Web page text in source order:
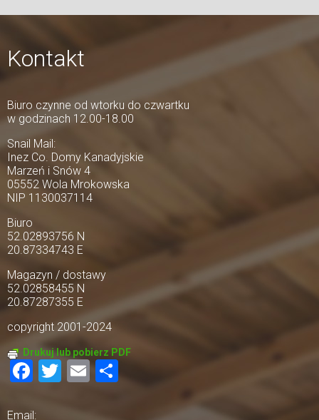
Kontakt
Biuro czynne od wtorku do czwartku
w godzinach 12.00-18.00
Snail Mail:
Inez Co. Domy Kanadyjskie
Marzeń i Snów 4
05552 Wola Mrokowska
NIP 1130037114
Biuro
52.02893756 N
20.87334743 E
Magazyn / dostawy
52.02858455 N
20.87287355 E
copyright 2001-2024
Drukuj lub pobierz PDF
Facebook
Twitter
Email
Share
Email: